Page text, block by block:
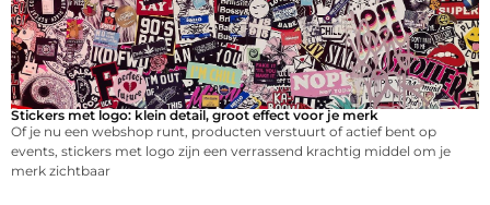
Stickers met logo: klein detail, groot effect voor je merk
Of je nu een webshop runt, producten verstuurt of actief bent op
events, stickers met logo zijn een verrassend krachtig middel om je
merk zichtbaar